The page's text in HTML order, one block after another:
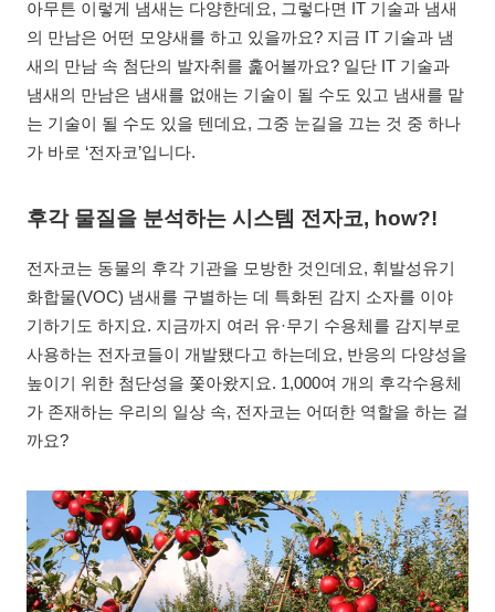
아무튼 이렇게 냄새는 다양한데요, 그렇다면 IT 기술과 냄새
의 만남은 어떤 모양새를 하고 있을까요? 지금 IT 기술과 냄
새의 만남 속 첨단의 발자취를 훑어볼까요? 일단 IT 기술과
냄새의 만남은 냄새를 없애는 기술이 될 수도 있고 냄새를 맡
는 기술이 될 수도 있을 텐데요, 그중 눈길을 끄는 것 중 하나
가 바로 ‘전자코’입니다.
후각 물질을 분석하는 시스템 전자코, how?!
전자코는 동물의 후각 기관을 모방한 것인데요, 휘발성유기
화합물(VOC) 냄새를 구별하는 데 특화된 감지 소자를 이야
기하기도 하지요. 지금까지 여러 유·무기 수용체를 감지부로
사용하는 전자코들이 개발됐다고 하는데요, 반응의 다양성을
높이기 위한 첨단성을 쫓아왔지요. 1,000여 개의 후각수용체
가 존재하는 우리의 일상 속, 전자코는 어떠한 역할을 하는 걸
까요?